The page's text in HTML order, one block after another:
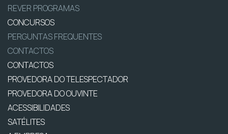
REVER PROGRAMAS
CONCURSOS
PERGUNTAS FREQUENTES
CONTACTOS
CONTACTOS
PROVEDORA DO TELESPECTADOR
PROVEDORA DO OUVINTE
ACESSIBILIDADES
SATÉLITES